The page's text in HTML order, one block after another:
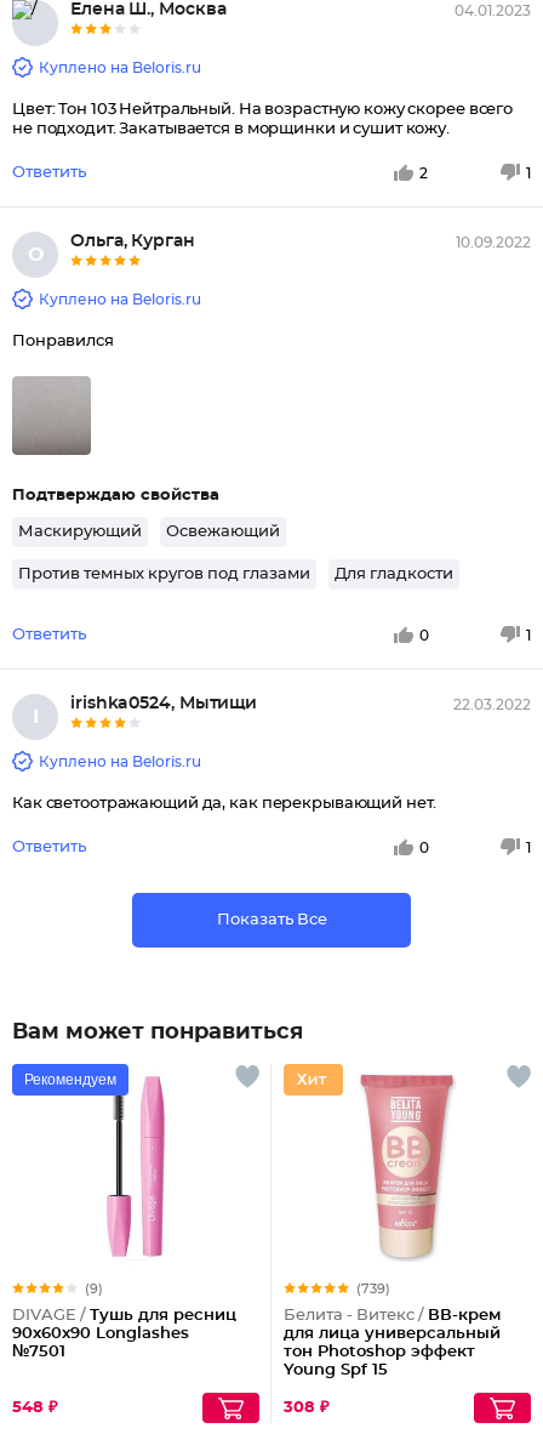
Елена Ш., Москва 04.01.2023
Куплено на Beloris.ru
Цвет: Тон 103 Нейтральный. На возрастную кожу скорее всего
не подходит. Закатывается в морщинки и сушит кожу.
Ответить 2 1
О
Ольга, Курган 10.09.2022
Куплено на Beloris.ru
Понравился
Подтверждаю свойства
Маскирующий Освежающий
Против темных кругов под глазами Для гладкости
Ответить 0 1
I
irishka0524, Мытищи 22.03.2022
Куплено на Beloris.ru
Как светоотражающий да, как перекрывающий нет.
Ответить 0 1
Показать Все
Вам может понравиться
Рекомендуем
(9)
DIVAGE / Тушь для ресниц
90x60x90 Longlashes
№7501
548 ₽
(739)
Белита - Витекс / ВВ-крем
для лица универсальный
тон Photoshop эффект
Young Spf 15
308 ₽